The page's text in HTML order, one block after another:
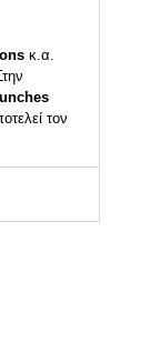
κ.α.
τον